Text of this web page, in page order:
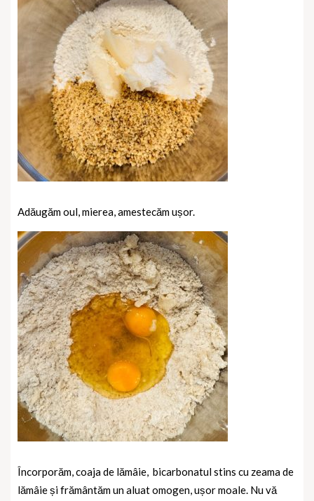
Adăugăm oul, mierea, amestecăm ușor.
Încorporăm, coaja de lămâie, bicarbonatul stins cu zeama de
lămâie și frământăm un aluat omogen, ușor moale. Nu vă